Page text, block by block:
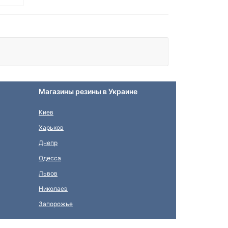
Магазины резины в Украине
Киев
Харьков
Днепр
Одесса
Львов
Николаев
Запорожье